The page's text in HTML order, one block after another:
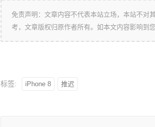
免责声明：文章内容不代表本站立场，本站不对
考，文章版权归原作者所有。如本文内容影响到
标签: iPhone 8 推迟